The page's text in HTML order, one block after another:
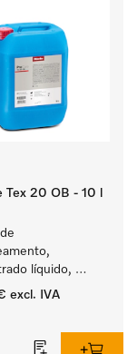
Tex 20 OB - 10 l
líquido,
l para a remoção
excl. IVA